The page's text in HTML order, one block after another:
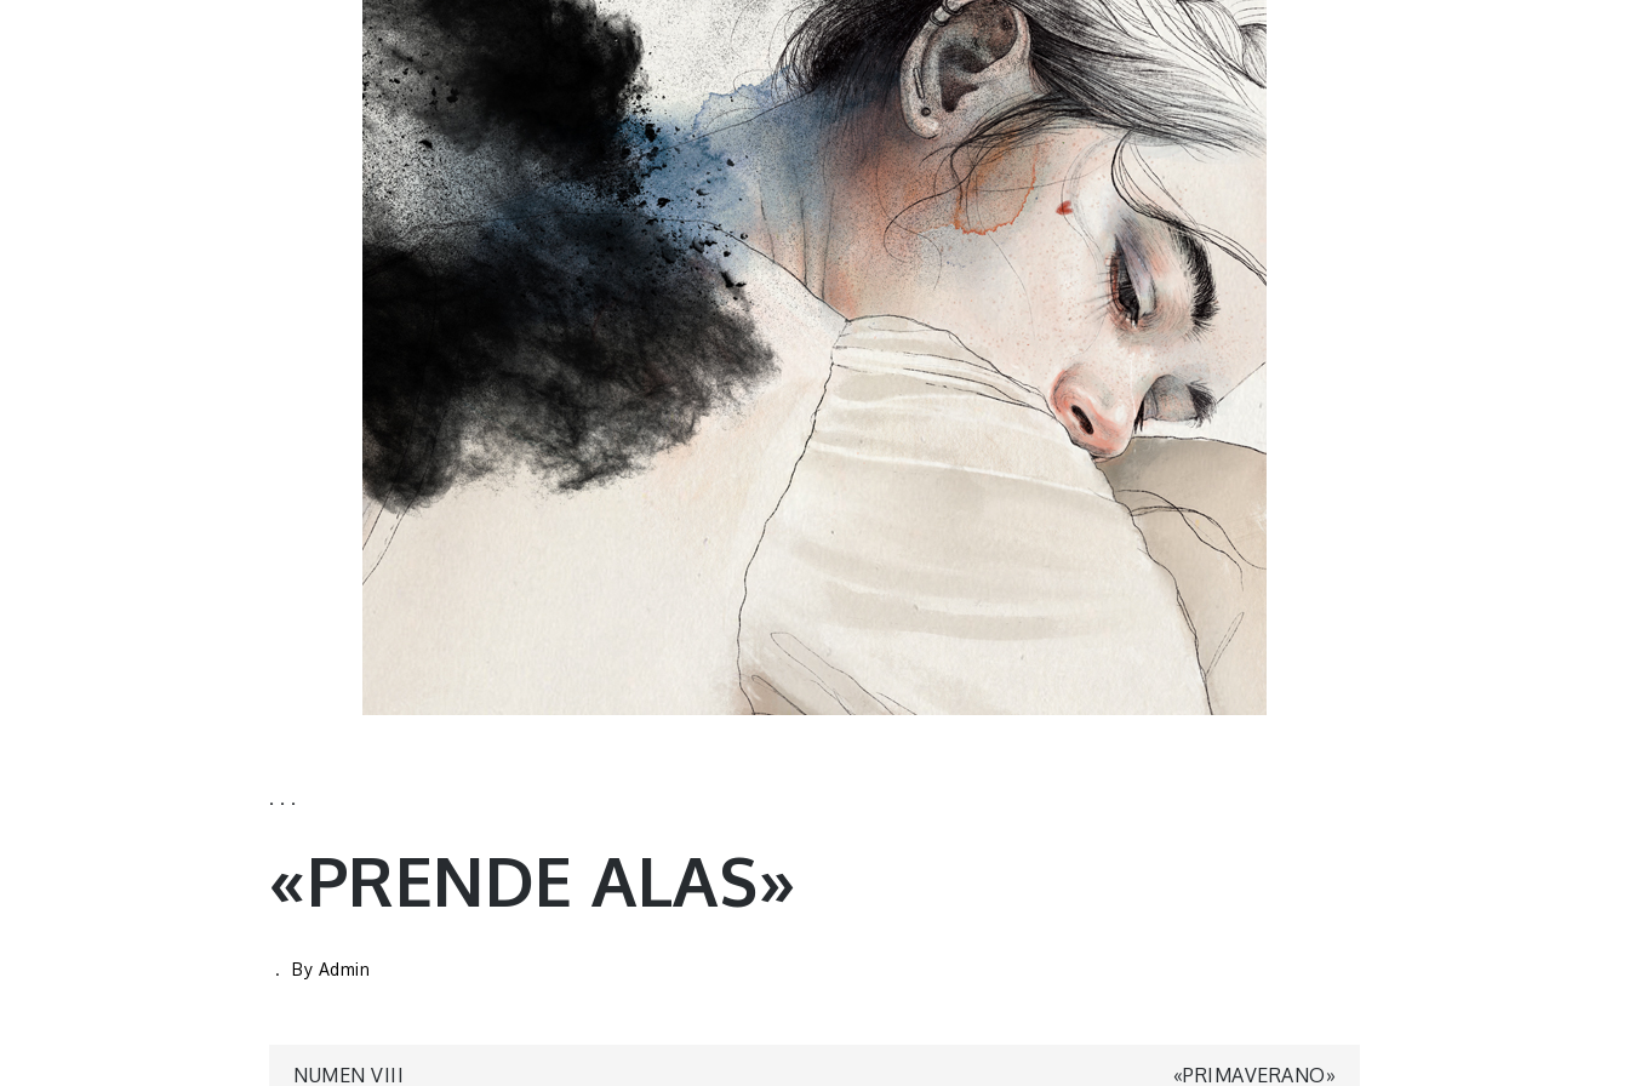
· · ·
«PRENDE ALAS»
By Admin
NUMEN VIII «PRIMAVERANO»